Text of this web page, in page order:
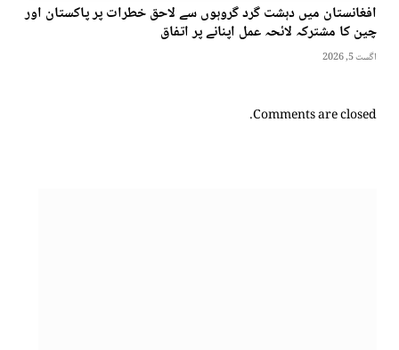
افغانستان میں دہشت گرد گروہوں سے لاحق خطرات پر پاکستان اور
چین کا مشترکہ لائحہ عمل اپنانے پر اتفاق
اگست 5, 2026
Comments are closed.